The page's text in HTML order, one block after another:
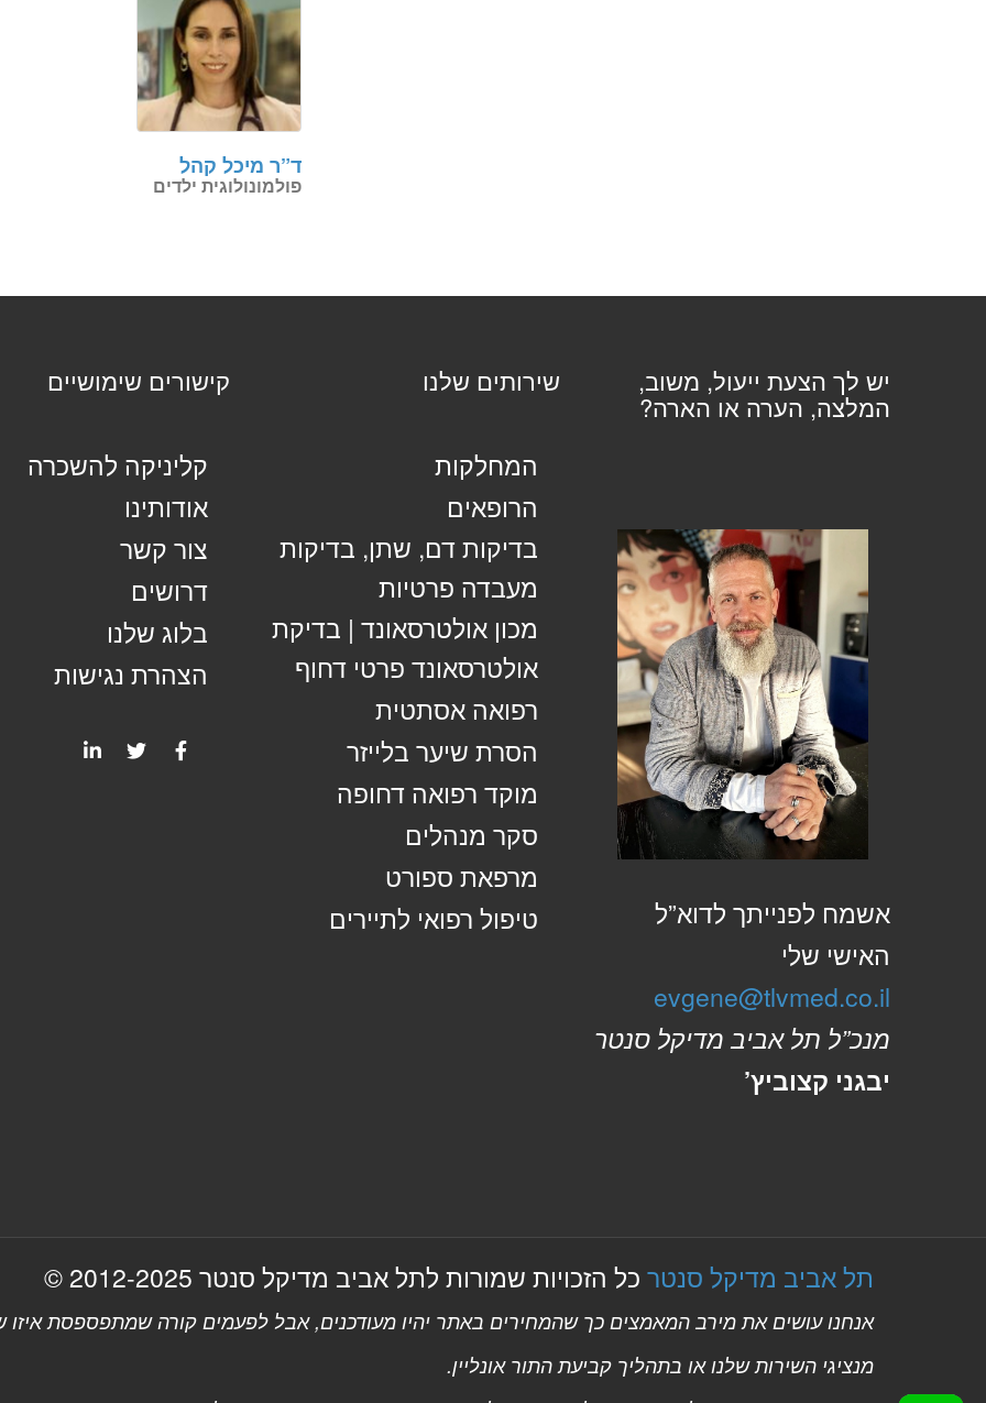
ד”ר מיכל קהל
פולמונולוגית ילדים
יש לך הצעת ייעול, משוב,
המלצה, הערה או הארה?
אשמח לפנייתך לדוא”ל
האישי שלי
evgene@tlvmed.co.il
מנכ”ל תל אביב מדיקל סנטר
יבגני קצוביץ’
שירותים שלנו
המחלקות
הרופאים
בדיקות דם, שתן, בדיקות
מעבדה פרטיות
מכון אולטרסאונד | בדיקת
אולטרסאונד פרטי דחוף
רפואה אסתטית
הסרת שיער בלייזר
מוקד רפואה דחופה
סקר מנהלים
מרפאת ספורט
טיפול רפואי לתיירים
קישורים שימושיים
קליניקה להשכרה
אודותינו
צור קשר
דרושים
בלוג שלנו
הצהרת נגישות
תל אביב מדיקל סנטר כל הזכויות שמורות לתל אביב מדיקל סנטר 2012-2025 ©
אנחנו עושים את מירב המאמצים כך שהמחירים באתר יהיו מעודכנים, אבל לפעמים קורה שמתפספסת איזו
מנציגי השירות שלנו או בתהליך קביעת התור אונליין.